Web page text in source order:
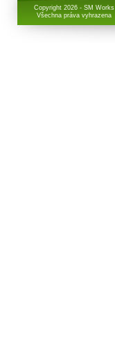
Copyright 2026 - SM Works
Všechna práva vyhrazena